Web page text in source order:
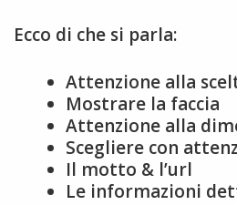
Ecco di che si parla:
Attenzione alla
Mostrare la faccia
Attenzione alla
Scegliere con
Il motto & l’url
Le informazioni